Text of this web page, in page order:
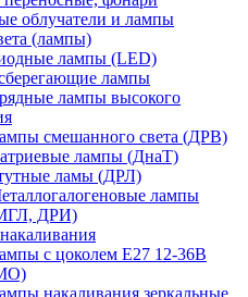
облучатели и лампы
(лампы)
лампы (LED)
лампы
лампы высокого
смешанного света (ДРВ)
лампы (ДнаТ)
ламы (ДРЛ)
лампы
ДРИ)
с цоколем Е27 12-36В
накаливания зеркальные